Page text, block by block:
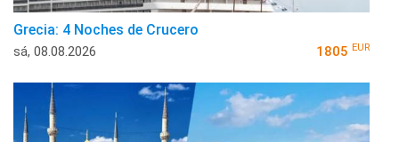
Grecia: 4 Noches de Crucero
sá, 08.08.2026 1805 EUR